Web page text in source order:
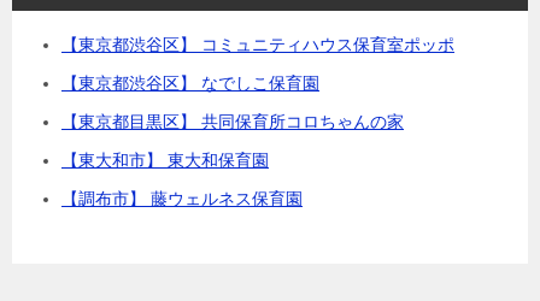
【東京都渋谷区】 コミュニティハウス保育室ポッポ
【東京都渋谷区】 なでしこ保育園
【東京都目黒区】 共同保育所コロちゃんの家
【東大和市】 東大和保育園
【調布市】 藤ウェルネス保育園